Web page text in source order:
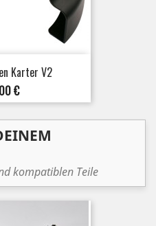
Karter V2
€
kompatiblen Teile